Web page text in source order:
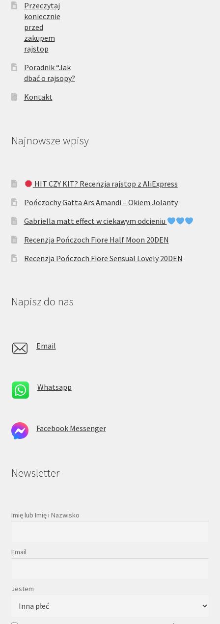
Przeczytaj
koniecznie
przed
zakupem
rajstop
Poradnik “Jak
dbać o rajsopy?
Kontakt
Najnowsze wpisy
HIT CZY KIT? Recenzja rajstop z AliExpress
Pończochy Gatta Ars Amandi – Okiem Jolanty
Gabriella matt effect w ciekawym odcieniu
Recenzja Pończoch Fiore Half Moon 20DEN
Recenzja Pończoch Fiore Sensual Lovely 20DEN
Napisz do nas
Email
Whatsapp
Facebook Messenger
Newsletter
Imię lub Imię i Nazwisko
Email
Jestem